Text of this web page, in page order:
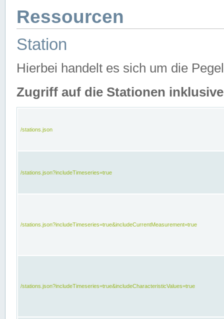
Ressourcen
Station
Hierbei handelt es sich um die
Zugriff auf die Stationen
/stations.json
/stations.json?includeTimeseries=true
/stations.json?includeTimeseries=true&includeCurrentMeasurement=true
/stations.json?includeTimeseries=true&includeCharacteristicValues=true